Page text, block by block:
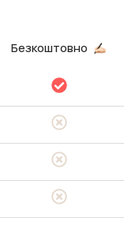
Безкоштовно